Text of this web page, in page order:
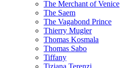
The Merchant of Venice
The Saem
The Vagabond Prince
Thierry Mugler
Thomas Kosmala
Thomas Sabo
Tiffany
Tiziana Terenzi